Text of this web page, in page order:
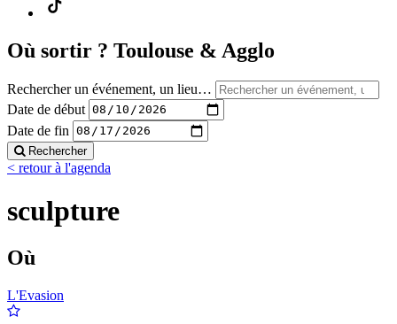
Où sortir ? Toulouse & Agglo
Rechercher un événement, un lieu…
Date de début
Date de fin
Rechercher
< retour à l'agenda
sculpture
Où
L'Evasion